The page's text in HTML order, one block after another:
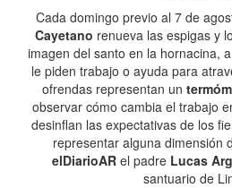
Cada domingo previo al 7 de
Cayetano renueva las espigas y
imagen del santo en la hornacina,
le piden trabajo o ayuda para
ofrendas representan un
observar cómo cambia el trabajo
desinflan las expectativas de los
representar alguna dimensión
elDiarioARel padre Lucas
santuario de